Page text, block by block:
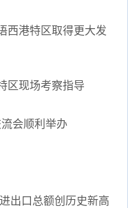
西港特区取得更大发
区现场考察指导
会顺利举办
出口总额创历史新高